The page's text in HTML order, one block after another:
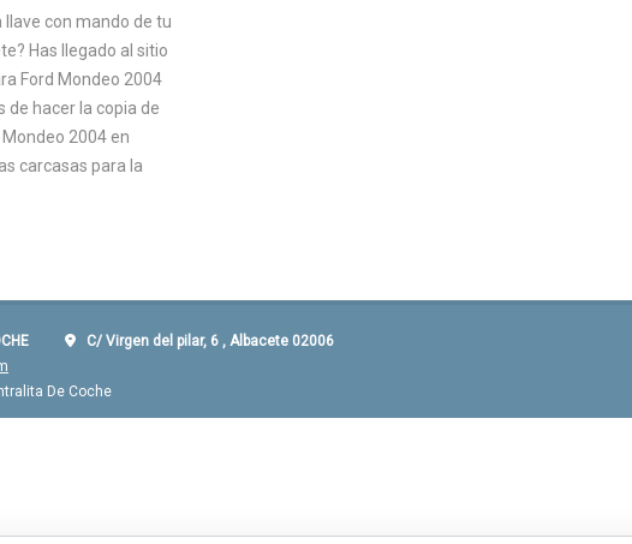
llave con mando de tu
Has llegado al sitio
Ford Mondeo 2004
de hacer la copia de
Mondeo 2004 en
carcasas para la
C/ Virgen del pilar, 6 , Albacete 02006
De Coche